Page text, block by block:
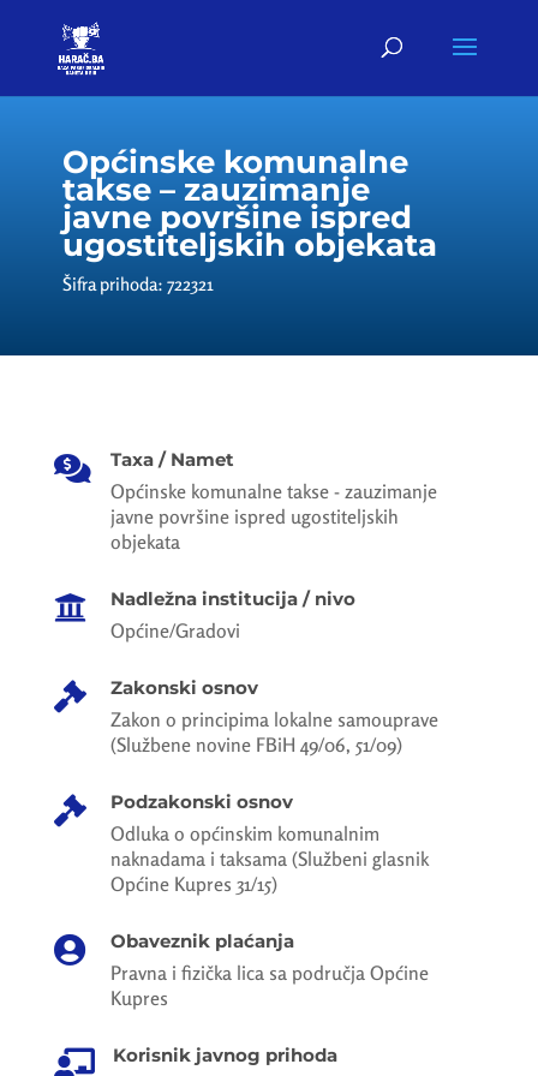
Općinske komunalne
takse – zauzimanje
javne površine ispred
ugostiteljskih objekata
Šifra prihoda: 722321
 Taxa / Namet
Općinske komunalne takse - zauzimanje
javne površine ispred ugostiteljskih
objekata
 Nadležna institucija / nivo
Općine/Gradovi
 Zakonski osnov
Zakon o principima lokalne samouprave
(Službene novine FBiH 49/06, 51/09)
 Podzakonski osnov
Odluka o općinskim komunalnim
naknadama i taksama (Službeni glasnik
Općine Kupres 31/15)
 Obaveznik plaćanja
Pravna i fizička lica sa područja Općine
Kupres
 Korisnik javnog prihoda